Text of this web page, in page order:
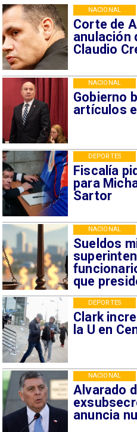
Corte de
anulación
Claudio
NACIONAL
Gobierno
artículos
NACIONAL
Fiscalía
para
Sartor
DEPORTES
Sueldos
que
NACIONAL
Clark
la U en
DEPORTES
Alvarado
anuncia
NACIONAL